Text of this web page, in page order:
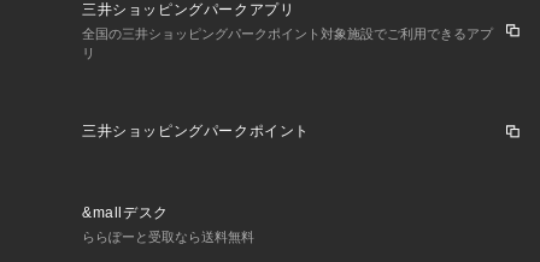
三井ショッピングパークアプリ
全国の三井ショッピングパークポイント対象施設でご利用できるアプ
リ
三井ショッピングパークポイント
&mallデスク
ららぽーと受取なら送料無料